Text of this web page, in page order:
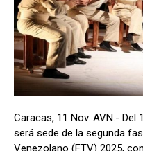
Caracas, 11 Nov. AVN.- Del
será sede de la segunda
Venezolano (FTV) 2025,